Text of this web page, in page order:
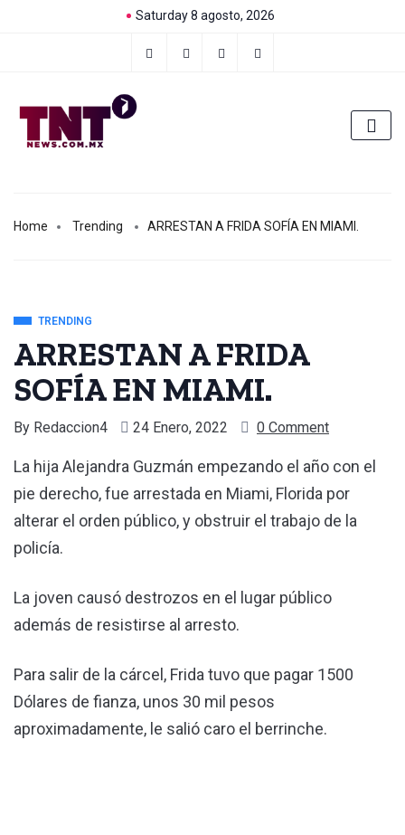
Saturday 8 agosto, 2026
Home Trending ARRESTAN A FRIDA SOFÍA EN MIAMI.
TRENDING
ARRESTAN A FRIDA
SOFÍA EN MIAMI.
By Redaccion4 24 Enero, 2022 0 Comment
La hija Alejandra Guzmán empezando el año con el
pie derecho, fue arrestada en Miami, Florida por
alterar el orden público, y obstruir el trabajo de la
policía.
La joven causó destrozos en el lugar público
además de resistirse al arresto.
Para salir de la cárcel, Frida tuvo que pagar 1500
Dólares de fianza, unos 30 mil pesos
aproximadamente, le salió caro el berrinche.